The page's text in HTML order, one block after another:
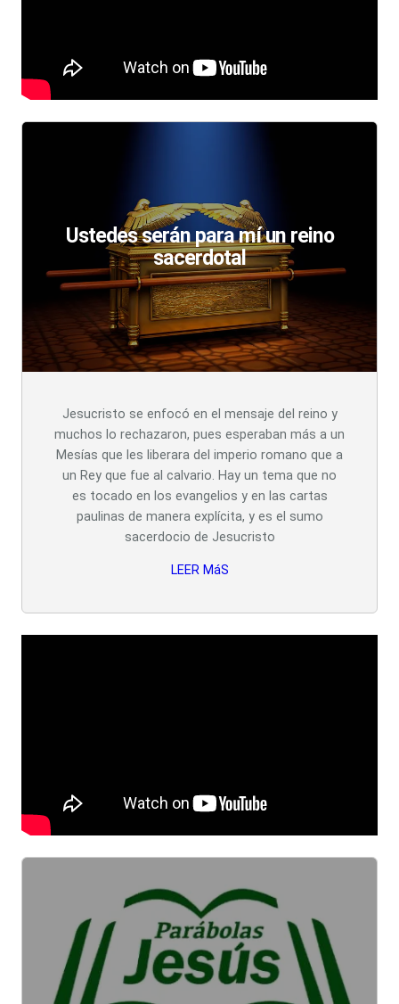
Ustedes serán para mí un reino
sacerdotal
Jesucristo se enfocó en el mensaje del reino y
muchos lo rechazaron, pues esperaban más a un
Mesías que les liberara del imperio romano que a
un Rey que fue al calvario. Hay un tema que no
es tocado en los evangelios y en las cartas
paulinas de manera explícita, y es el sumo
sacerdocio de Jesucristo
LEER MáS